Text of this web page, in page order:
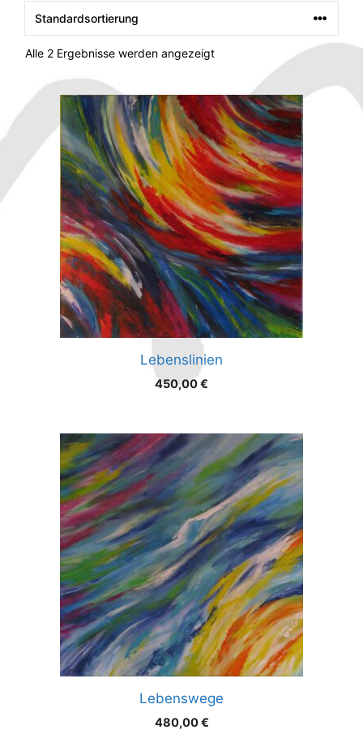
Alle 2 Ergebnisse werden angezeigt
Lebenslinien
450,00€
Lebenswege
480,00€